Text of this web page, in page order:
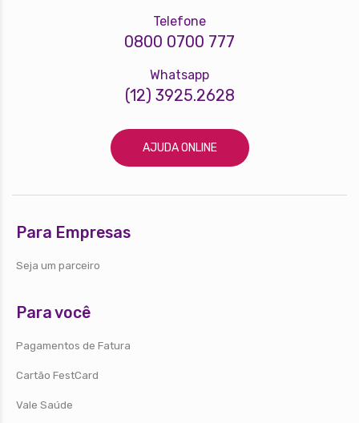
Telefone
0800 0700 777
Whatsapp
(12) 3925.2628
AJUDA ONLINE
Para Empresas
Seja um parceiro
Para você
Pagamentos de Fatura
Cartão FestCard
Vale Saúde